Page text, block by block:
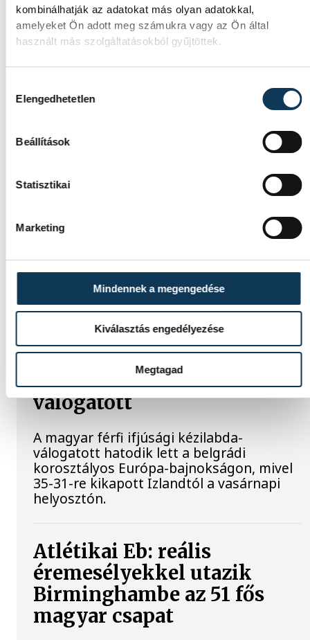
kombinálhatják az adatokat más olyan adatokkal,
amelyeket Ön adott meg számukra vagy az Ön által
használt más szolgáltatásokból gyűjtöttek.
Elengedhetetlen
Beállítások
Statisztikai
Marketing
Mindennek a megengedése
Kiválasztás engedélyezése
Megtagad
A múltban és ma is rossz
hírt hoz a dunai Ínség-
Régen a felbukkanása egyet jelentett az
éhínséggel, ma pedig a klímaváltozás
figyelmet. Elmeséljük a baljós kőtömb
Férfi kézilabda ifjúsági Eb:
hatodik lett a magyar
válogatott
A magyar férfi ifjúsági kézilabda-
válogatott hatodik lett a belgrádi
korosztályos Európa-bajnokságon, mivel
35-31-re kikapott Izlandtól a vasárnapi
helyosztón.
Atlétikai Eb: reális
éremesélyekkel utazik
Birminghambe az 51 fős
magyar csapat